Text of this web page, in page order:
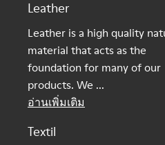
Leather
Leather is a high quality
material that acts as the
foundation for many of our
products. We ...
อ่านเพิ่มเติม
Textil